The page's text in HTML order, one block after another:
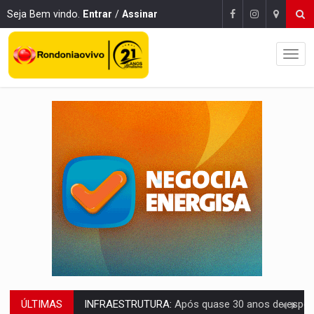
Seja Bem vindo. Entrar / Assinar
ÚLTIMAS A ILHA:Coreografia de Rondônia estreia na programação do Festival de